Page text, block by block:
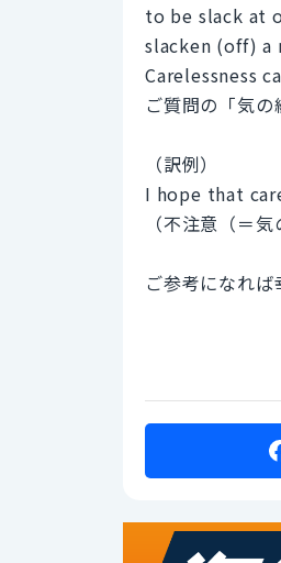
to be slack at
slacken (off) a
Carelessness
ご質問の「気
（訳例）
I hope that
（不注意（＝
ご参考になれば